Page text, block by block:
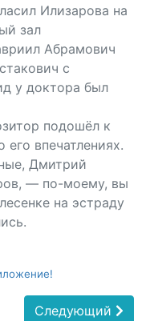
Илизарова на
зал
Абрамович
с
у доктора был
подошёл к
впечатлениях.
Дмитрий
— по-моему, вы
на эстраду
Следующий